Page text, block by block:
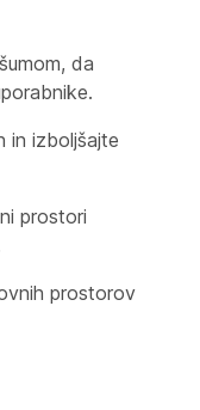
da
in izboljšajte
prostori
prostorov